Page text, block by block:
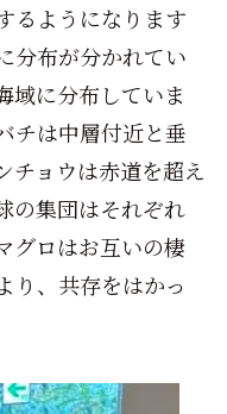
るようになります
分布が分かれてい
域に分布していま
チは中層付近と垂
チョウは赤道を超え
の集団はそれぞれ
グロはお互いの棲
り、共存をはかっ